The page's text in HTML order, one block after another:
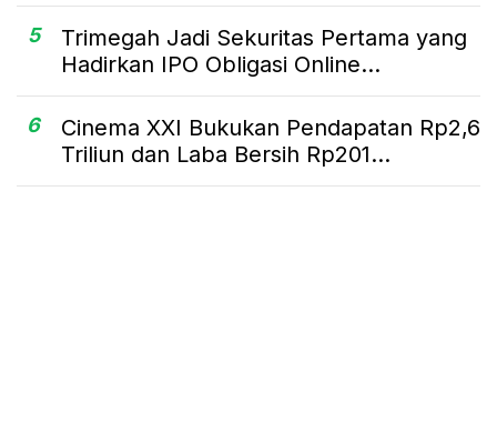
5
Trimegah Jadi Sekuritas Pertama yang
Hadirkan IPO Obligasi Online...
6
Cinema XXI Bukukan Pendapatan Rp2,6
Triliun dan Laba Bersih Rp201...